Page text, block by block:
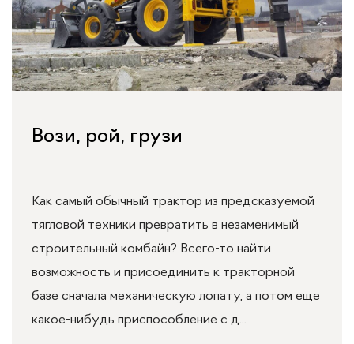
Вози, рой, грузи
Как самый обычный трактор из предсказуемой
тягловой техники превратить в незаменимый
строительный комбайн? Всего-то найти
возможность и присоединить к тракторной
базе сначала механическую лопату, а потом еще
какое-нибудь приспособление с д...